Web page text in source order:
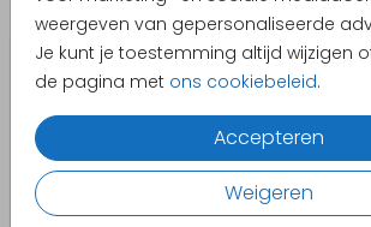
weergeven van gepersonaliseerde
Je kunt je toestemming altijd wijzigen
de pagina met ons cookiebeleid.
Accepteren
Weigeren
Uitnodiging communie